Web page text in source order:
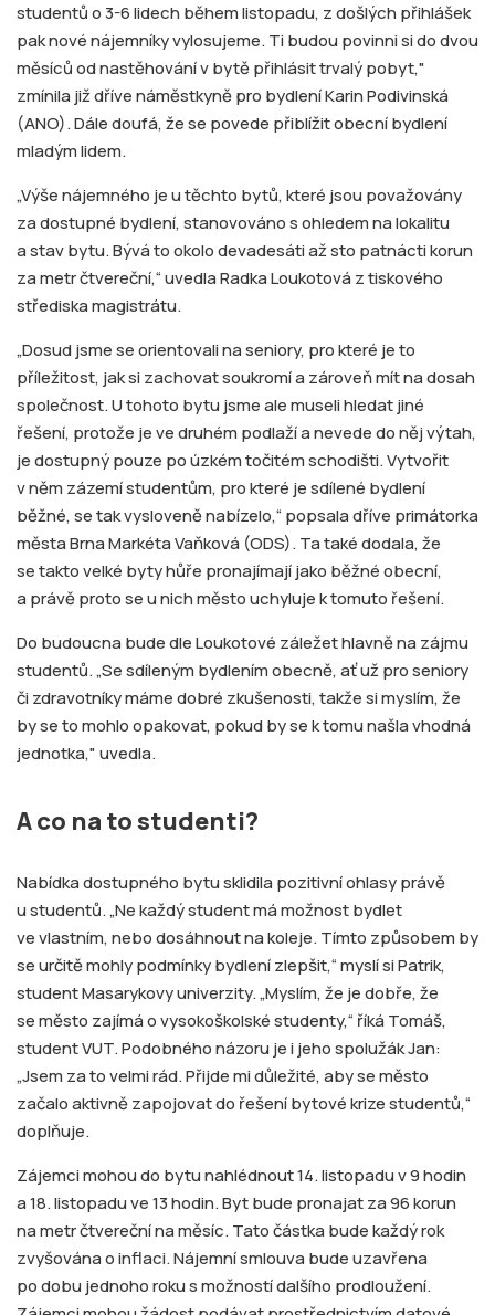
studentů o 3-6 lidech během listopadu, z došlých přihlášek
pak nové nájemníky vylosujeme. Ti budou povinni si do dvou
měsíců od nastěhování v bytě přihlásit trvalý pobyt,"
zmínila již dříve náměstkyně pro bydlení Karin Podivinská
(ANO). Dále doufá, že se povede přiblížit obecní bydlení
mladým lidem.
„Výše nájemného je u těchto bytů, které jsou považovány
za dostupné bydlení, stanovováno s ohledem na lokalitu
a stav bytu. Bývá to okolo devadesáti až sto patnácti korun
za metr čtvereční,“ uvedla Radka Loukotová z tiskového
střediska magistrátu.
„Dosud jsme se orientovali na seniory, pro které je to
příležitost, jak si zachovat soukromí a zároveň mít na dosah
společnost. U tohoto bytu jsme ale museli hledat jiné
řešení, protože je ve druhém podlaží a nevede do něj výtah,
je dostupný pouze po úzkém točitém schodišti. Vytvořit
v něm zázemí studentům, pro které je sdílené bydlení
běžné, se tak vysloveně nabízelo,“ popsala dříve primátorka
města Brna Markéta Vaňková (ODS). Ta také dodala, že
se takto velké byty hůře pronajímají jako běžné obecní,
a právě proto se u nich město uchyluje k tomuto řešení.
Do budoucna bude dle Loukotové záležet hlavně na zájmu
studentů. „Se sdíleným bydlením obecně, ať už pro seniory
či zdravotníky máme dobré zkušenosti, takže si myslím, že
by se to mohlo opakovat, pokud by se k tomu našla vhodná
jednotka," uvedla.
A co na to studenti?
Nabídka dostupného bytu sklidila pozitivní ohlasy právě
u studentů. „Ne každý student má možnost bydlet
ve vlastním, nebo dosáhnout na koleje. Tímto způsobem by
se určitě mohly podmínky bydlení zlepšit,“ myslí si Patrik,
student Masarykovy univerzity. „Myslím, že je dobře, že
se město zajímá o vysokoškolské studenty,“ říká Tomáš,
student VUT. Podobného názoru je i jeho spolužák Jan:
„Jsem za to velmi rád. Přijde mi důležité, aby se město
začalo aktivně zapojovat do řešení bytové krize studentů,“
doplňuje.
Zájemci mohou do bytu nahlédnout 14. listopadu v 9 hodin
a 18. listopadu ve 13 hodin. Byt bude pronajat za 96 korun
na metr čtvereční na měsíc. Tato částka bude každý rok
zvyšována o inflaci. Nájemní smlouva bude uzavřena
po dobu jednoho roku s možností dalšího prodloužení.